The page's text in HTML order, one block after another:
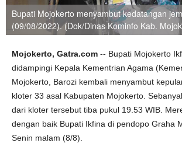
Bupati Mojokerto menyambut kedatangan
(09/08/2022). (Dok/Dinas Kominfo Kab.
Mojokerto, Gatra.com -- Bupati Mojokerto
didampingi Kepala Kementrian Agama
Mojokerto, Barozi kembali menyambut
kloter 33 asal Kabupaten Mojokerto.
dari kloter tersebut tiba pukul 19.53 WIB.
dengan baik Bupati Ikfina di pendopo Graha
Senin malam (8/8).